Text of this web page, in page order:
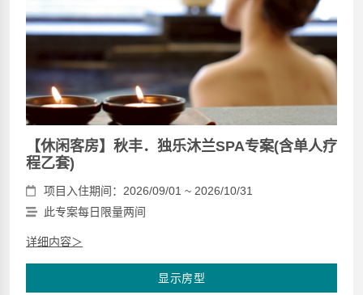
【休闲客房】秋丰．独乐沐兰SPA专案(含单人疗
程乙套)
项目入住期间：2026/09/01 ~ 2026/10/31
此专案每日限量两间
详细内容＞
显示房型